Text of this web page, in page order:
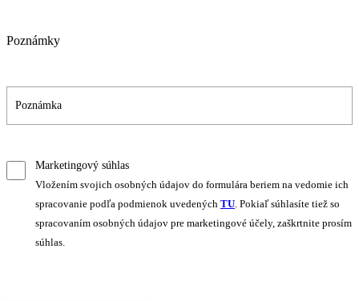
Poznámky
Marketingový súhlas
Vložením svojich osobných údajov do formulára beriem na vedomie ich
spracovanie podľa podmienok uvedených TU. Pokiaľ súhlasíte tiež so
spracovaním osobných údajov pre marketingové účely, zaškrtnite prosím
súhlas.